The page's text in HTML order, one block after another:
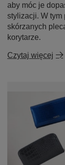
aby móc je
stylizacji. W tym
skórzanych
korytarze.
Czytaj więcej